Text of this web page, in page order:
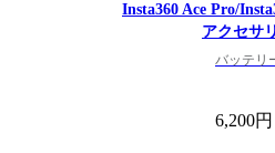
Insta360 Ace Pro/
アクセサ
バッテリ
6,200円